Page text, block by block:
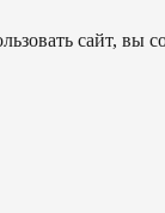
сайт, вы